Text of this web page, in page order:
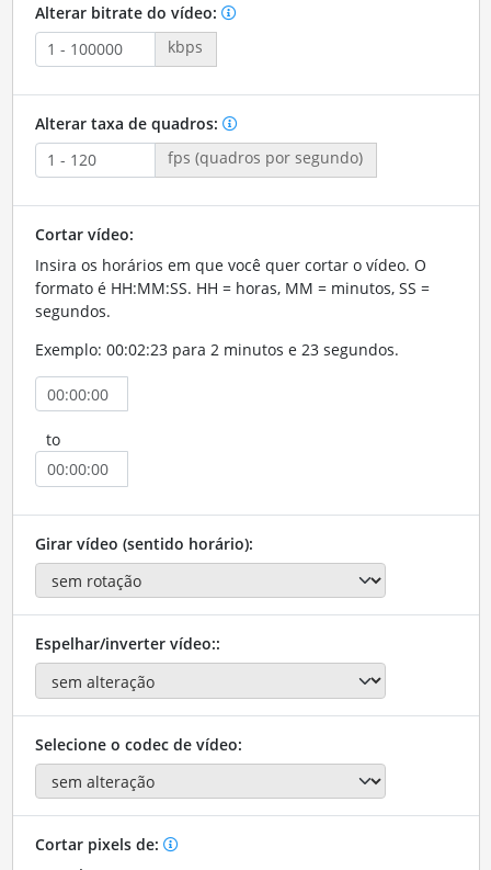
Alterar bitrate do vídeo:
kbps
Alterar taxa de quadros:
fps (quadros por segundo)
Cortar vídeo:
Insira os horários em que você quer cortar o vídeo. O
formato é HH:MM:SS. HH = horas, MM = minutos, SS =
segundos.
Exemplo: 00:02:23 para 2 minutos e 23 segundos.
to
Girar vídeo (sentido horário):
Espelhar/inverter vídeo::
Selecione o codec de vídeo:
Cortar pixels de: